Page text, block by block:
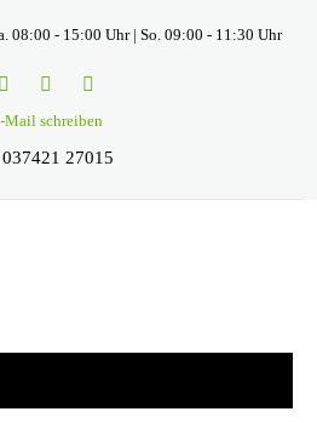
08:00 - 15:00 Uhr | So. 09:00 - 11:30 Uhr
Mail schreiben
037421 27015